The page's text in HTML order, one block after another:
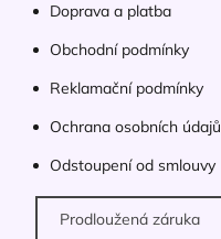
Doprava a platba
Obchodní podmínky
Reklamační podmínky
Ochrana osobních údajů
Odstoupení od smlouvy
Prodloužená záruka